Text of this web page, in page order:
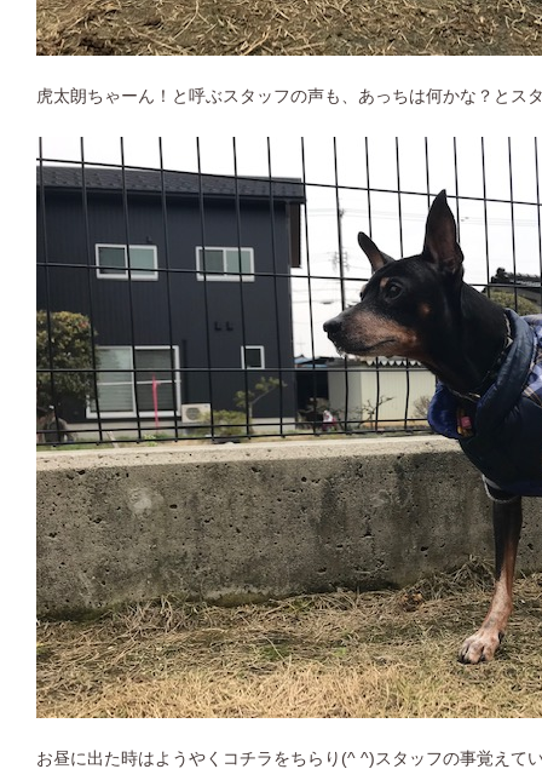
虎太朗ちゃーん！と呼ぶスタッフの声も、あっちは何かな？とス
お昼に出た時はようやくコチラをちらり(^ ^)スタッフの事覚えて